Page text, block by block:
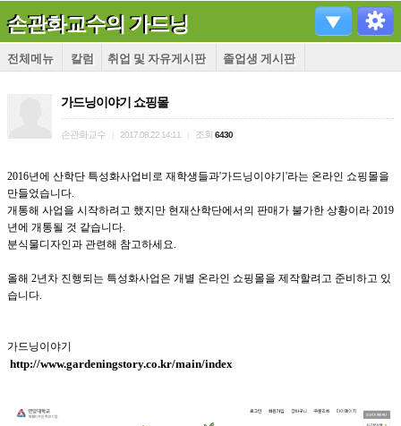
손관화교수의 가드닝
전체메뉴 칼럼 취업 및 자유게시판 졸업생 게시판
가드닝이야기 쇼핑몰
손관화교수 2017.08.22 14:11 조회 6430
2016년에 산학단 특성화사업비로 재학생들과'가드닝이야기'라는 온라인 쇼핑몰을
만들었습니다.
개통해 사업을 시작하려고 했지만 현재산학단에서의 판매가 불가한 상황이라 2019
년에 개통될 것 같습니다.
분식물디자인과 관련해 참고하세요.
올해 2년차 진행되는 특성화사업은 개별 온라인 쇼핑몰을 제작할려고 준비하고 있
습니다.
가드닝이야기
http://www.gardeningstory.co.kr/main/index